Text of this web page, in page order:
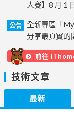
人賽】8 月 1
公告
全新專區「
分享最真實的
前往
技術文章
最新